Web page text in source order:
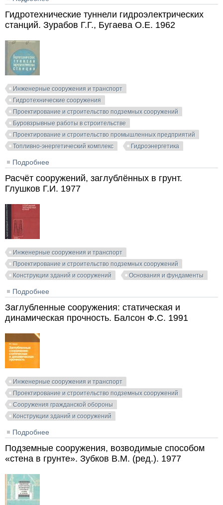
Харьковский Промстройниипроект. 1979
Гидротехнические туннели гидроэлектрических
станций. Зурабов Г.Г., Бугаева О.Е. 1962
Инженерные сооружения и транспорт
Гидротехнические сооружения
Проектирование и строительство подземных сооружений
Буровзрывные работы в строительстве
Проектирование и строительство промышленных предприятий
Топливно-энергетический комплекс
Гидроэнергетика
Подробнее
станций. Зурабов Г.Г., Бугаева О.Е. 1962
Расчёт сооружений, заглублённых в грунт.
Глушков Г.И. 1977
Инженерные сооружения и транспорт
Проектирование и строительство подземных сооружений
Конструкции зданий и сооружений
Основания и фундаменты
Подробнее
Заглубленные сооружения: статическая и
динамическая прочность. Балсон Ф.С. 1991
Инженерные сооружения и транспорт
Проектирование и строительство подземных сооружений
Сооружения гражданской обороны
Конструкции зданий и сооружений
Подробнее
Подземные сооружения, возводимые способом
«стена в грунте». Зубков В.М. (ред.). 1977